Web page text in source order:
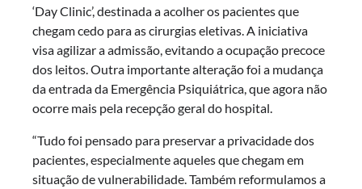
‘Day Clinic’, destinada a acolher os pacientes que
chegam cedo para as cirurgias eletivas. A iniciativa
visa agilizar a admissão, evitando a ocupação precoce
dos leitos. Outra importante alteração foi a mudança
da entrada da Emergência Psiquiátrica, que agora não
ocorre mais pela recepção geral do hospital.
“Tudo foi pensado para preservar a privacidade dos
pacientes, especialmente aqueles que chegam em
situação de vulnerabilidade. Também reformulamos a